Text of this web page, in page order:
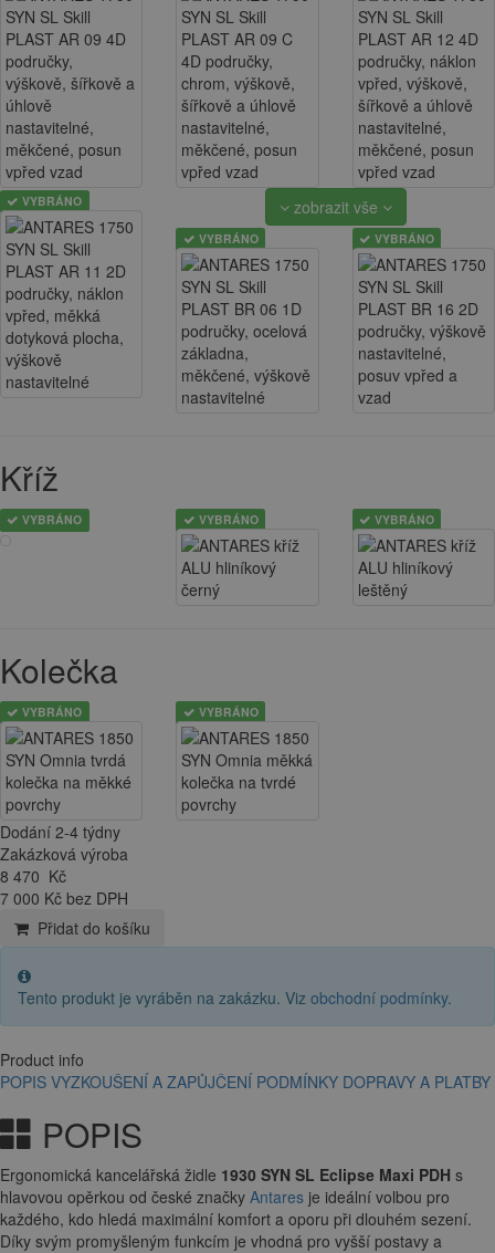
VYBRÁNO zobrazit vše
VYBRÁNO VYBRÁNO
Kříž
VYBRÁNO VYBRÁNO VYBRÁNO
Kolečka
VYBRÁNO VYBRÁNO
Dodání 2-4 týdny
Zakázková výroba
8 470 Kč
7 000 Kč bez DPH
Přidat do košíku
Tento produkt je vyráběn na zakázku. Viz obchodní podmínky.
Product info
POPIS VYZKOUŠENÍ A ZAPŮJČENÍ PODMÍNKY DOPRAVY A PLATBY
POPIS
Ergonomická kancelářská židle 1930 SYN SL Eclipse Maxi PDH s
hlavovou opěrkou od české značky Antares je ideální volbou pro
každého, kdo hledá maximální komfort a oporu při dlouhém sezení.
Díky svým promyšleným funkcím je vhodná pro vyšší postavy a